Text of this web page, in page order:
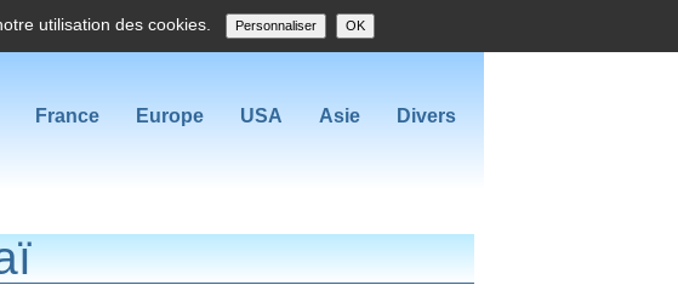
utilisation des cookies. Personnaliser OK
France Europe USA Asie Divers